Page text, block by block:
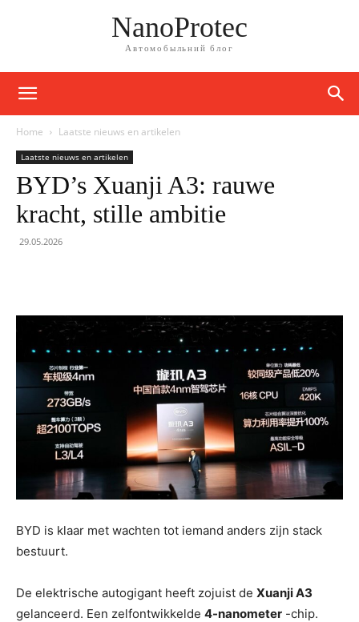
NanoProtec
Автомобыльний блог
Home Laatste nieuws en artikelen
Laatste nieuws en artikelen
BYD’s Xuanji A3: rauwe
kracht, stille ambitie
29.05.2026
BYD is klaar met wachten tot iemand anders zijn stack
bestuurt.
De elektrische autogigant heeft zojuist de Xuanji A3
gelanceerd. Een zelfontwikkelde 4-nanometer -chip.